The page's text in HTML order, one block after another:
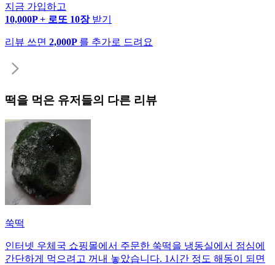
지금 가입하고
10,000P + 로또 10장 받기
리뷰 쓰면 2,000P 를 추가로 드려요
떡을 먹은 유저들의 다른 리뷰
쑥떡
인터넷 우체국 쇼핑몰에서 주문한 쑥떡을 냉동실에서 점심에
간단하게 먹으려고 꺼내 놓았습니다. 1시간 정도 해동이 되면